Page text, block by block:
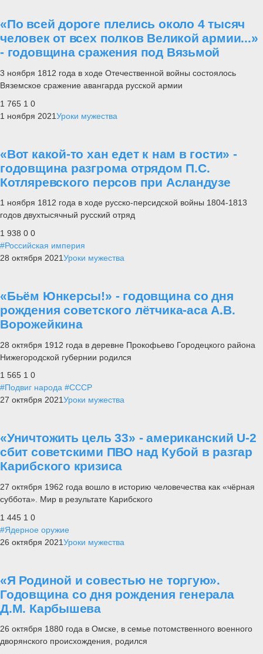
«По всей дороге плелись около 4 тысяч
человек от всех полков Великой армии...»
- годовщина сражения под Вязьмой
3 ноября 1812 года в ходе Отечественной войны состоялось
Вяземское сражение авангарда русской армии
1 765 1 0
1 ноября 2021Уроки мужества
«Вот какой-то хан едет к нам в гости» -
годовщина разгрома отрядом П.С.
Котляревского персов при Асландузе
1 ноября 1812 года в ходе русско-персидской войны 1804-1813
годов двухтысячный русский отряд
1 938 0 0
#Российская империя
28 октября 2021Уроки мужества
«Бьём Юнкерсы!» - годовщина со дня
рождения советского лётчика-аса А.В.
Ворожейкина
28 октября 1912 года в деревне Прокофьево Городецкого района
Нижегородской губернии родился
1 565 1 0
#Подвиг народа #СССР
27 октября 2021Уроки мужества
«Уничтожить цель 33» - американский U-2
сбит советскими ПВО над Кубой в разгар
Карибского кризиса
27 октября 1962 года вошло в историю человечества как «чёрная
суббота». Мир в результате Карибского
1 445 1 0
#Ядерное оружие
26 октября 2021Уроки мужества
«Я Родиной и совестью не торгую».
Годовщина со дня рождения генерала
Д.М. Карбышева
26 октября 1880 года в Омске, в семье потомственного военного
дворянского происхождения, родился